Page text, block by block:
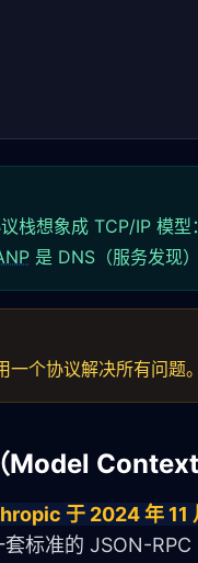
栈想象成 TCP/IP 模型：
是 DNS（服务发现）
一个协议解决所有问题。
Model
于 2024 年 11
套标准的 JSON-